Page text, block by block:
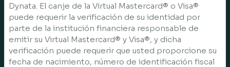
Dynata. El canje de la Virtual Mastercard® o Visa®
puede requerir la verificación de su identidad por
parte de la institución financiera responsable de
emitir su Virtual Mastercard® y Visa®, y dicha
verificación puede requerir que usted proporcione su
fecha de nacimiento, número de identificación fiscal